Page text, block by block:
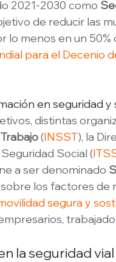
2021-2030 como
de reducir las
lo menos en un
para el Decenio
en seguridad y
distintas
(INSST), la
Social (
a ser denominado
los factores de
segura y
la seguridad